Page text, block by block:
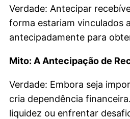
Verdade: Antecipar
forma estariam vinculados
antecipadamente para
Mito: A Antecipação de
Verdade: Embora seja
cria dependência
liquidez ou enfrentar